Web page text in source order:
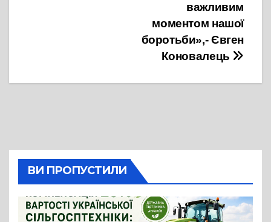
важливим
моментом нашої
боротьби»,- Євген
Коновалець
ВИ ПРОПУСТИЛИ